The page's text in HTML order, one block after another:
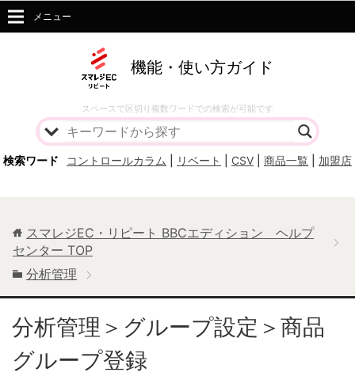
機能・使い方ガイド
スペースで区切り複数ワードでの検索が可能です
検索ワード コントロールカラム リベート CSV 商品一覧 加盟店
メニュー
スマレジEC・リピート BBCエディション ヘルプ
センター TOP
分析管理
分析管理＞グループ設定＞商品
グループ登録